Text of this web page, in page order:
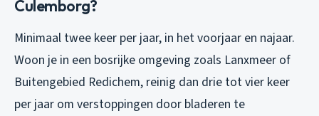
Culemborg?
Minimaal twee keer per jaar, in het voorjaar en najaar.
Woon je in een bosrijke omgeving zoals Lanxmeer of
Buitengebied Redichem, reinig dan drie tot vier keer
per jaar om verstoppingen door bladeren te